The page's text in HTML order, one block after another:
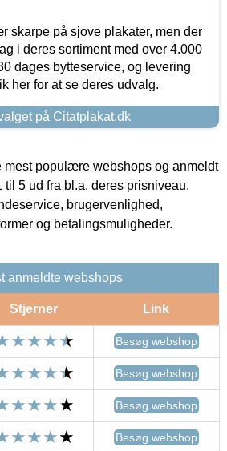
skarpe på sjove plakater, men der
i deres sortiment med over 4.000
dages bytteservice, og levering
her for at se deres udvalg.
på Citatplakat.dk
mest populære webshops og anmeldt
til 5 ud fra bl.a. deres prisniveau,
brugervenlighed,
og betalingsmuligheder.
anmeldte webshops
Stjerner Link
Besøg webshop
Besøg webshop
Besøg webshop
Besøg webshop